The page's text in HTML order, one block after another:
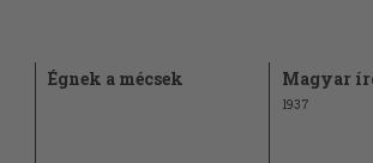
Égnek a mécsek Magyar
1937